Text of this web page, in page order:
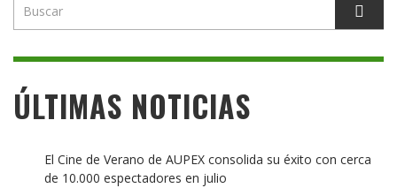
ÚLTIMAS NOTICIAS
El Cine de Verano de AUPEX consolida su éxito con cerca
de 10.000 espectadores en julio